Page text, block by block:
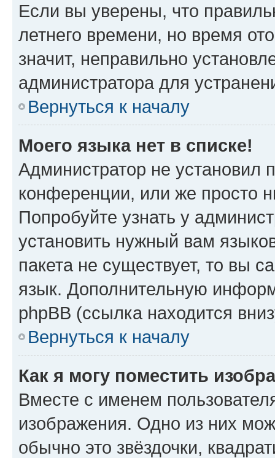
Если вы уверены, что
летнего времени, но время
значит, неправильно
администратора для
Вернуться к началу
Моего языка нет в списке!
Администратор не установил
конференции, или же просто
Попробуйте узнать у
установить нужный вам
пакета не существует, то вы
язык. Дополнительную
phpBB (ссылка находится
Вернуться к началу
Как я могу поместить
Вместе с именем
изображения. Одно из них
обычно это звёздочки,